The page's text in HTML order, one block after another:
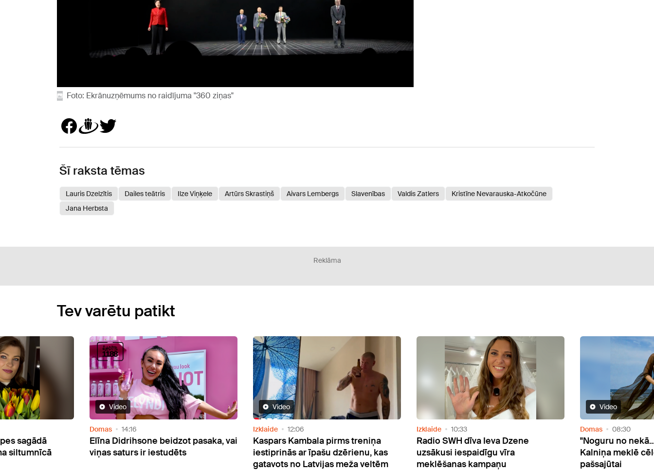
Foto: Ekrānuzņēmums no raidījuma "360 ziņas"
Šī raksta tēmas
Lauris Dzelzītis Dailes teātris Ilze Viņķele Artūrs Skrastiņš Aivars Lembergs Slavenības Valdis Zatlers
Kristīne Nevarauska-Atkočūne
Jana Herbsta
Reklāma
Tev varētu patikt
sagādā
siltumnīcā
Video
Domas 14:16
Elīna Didrihsone beidzot pasaka, vai
viņas saturs ir iestudēts
Video
Izklaide 12:06
Kaspars Kambala pirms treniņa
iestiprinās ar īpašu dzērienu, kas
gatavots no Latvijas meža veltēm
Izklaide 10:33
Radio SWH dīva Ieva Dzene
uzsākusi iespaidīgu vīra
meklēšanas kampaņu
Video
Domas 08:30
"Noguru no
Kalniņa meklē
pašsajūtai